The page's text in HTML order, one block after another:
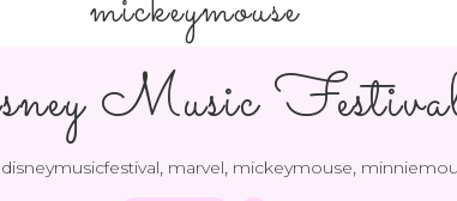
Music
disneymusicfestival, marvel, mickeymouse,